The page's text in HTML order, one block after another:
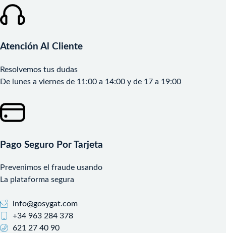
Atención Al Cliente
Resolvemos tus dudas
De lunes a viernes de 11:00 a 14:00 y de 17 a 19:00
Pago Seguro Por Tarjeta
Prevenimos el fraude usando
La plataforma segura
info@gosygat.com
+34 963 284 378
621 27 40 90